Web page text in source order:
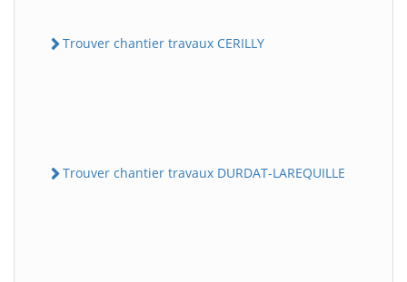
Trouver chantier travaux CERILLY
Trouver chantier travaux DURDAT-LAREQUILLE